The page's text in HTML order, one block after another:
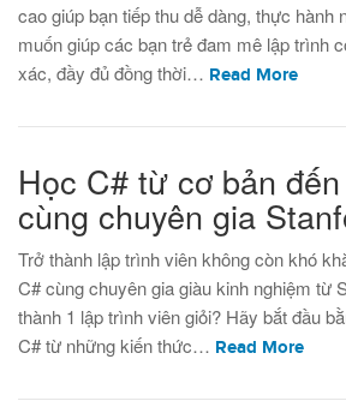
cao giúp bạn tiếp thu dễ dàng, thực hành
muốn giúp các bạn trẻ đam mê lập trình
xác, đầy đủ đồng thời… Read More
Học C# từ cơ bản
cùng chuyên gia
Trở thành lập trình viên không còn khó
C# cùng chuyên gia giàu kinh nghiệm từ
thành 1 lập trình viên giỏi? Hãy bắt đầu
C# từ những kiến thức… Read More